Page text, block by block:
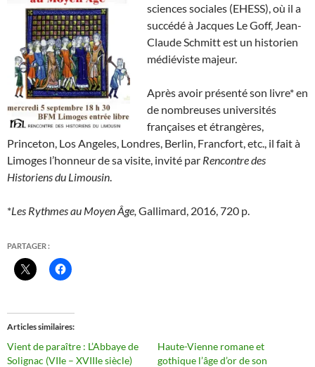
sciences sociales (EHESS), où il a
succédé à Jacques Le Goff, Jean-
Claude Schmitt est un historien
médiéviste majeur.
Après avoir présenté son livre* en
de nombreuses universités
françaises et étrangères,
Princeton, Los Angeles, Londres, Berlin, Francfort, etc., il fait à
Limoges l’honneur de sa visite, invité par Rencontre des
Historiens du Limousin
*Les Rythmes au Moyen Âge, Gallimard, 2016, 720 p.
PARTAGER :
Articles similaires
Vient de paraître : L’Abbaye de
Solignac (VIIe – XVIIIe siècle)
Haute-Vienne romane et
gothique l’âge d’or de son